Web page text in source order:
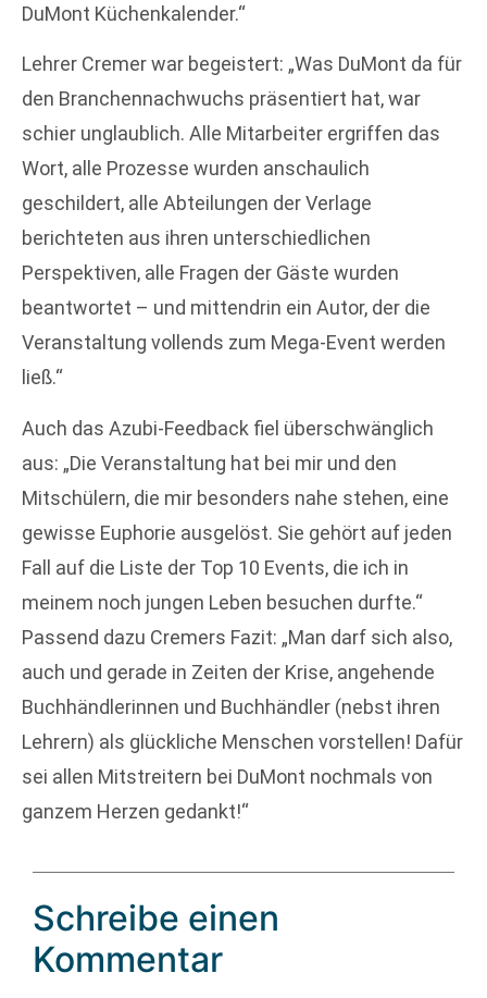
DuMont Küchenkalender.“
Lehrer Cremer war begeistert: „Was DuMont da für
den Branchennachwuchs präsentiert hat, war
schier unglaublich. Alle Mitarbeiter ergriffen das
Wort, alle Prozesse wurden anschaulich
geschildert, alle Abteilungen der Verlage
berichteten aus ihren unterschiedlichen
Perspektiven, alle Fragen der Gäste wurden
beantwortet – und mittendrin ein Autor, der die
Veranstaltung vollends zum Mega-Event werden
ließ.“
Auch das Azubi-Feedback fiel überschwänglich
aus: „Die Veranstaltung hat bei mir und den
Mitschülern, die mir besonders nahe stehen, eine
gewisse Euphorie ausgelöst. Sie gehört auf jeden
Fall auf die Liste der Top 10 Events, die ich in
meinem noch jungen Leben besuchen durfte.“
Passend dazu Cremers Fazit: „Man darf sich also,
auch und gerade in Zeiten der Krise, angehende
Buchhändlerinnen und Buchhändler (nebst ihren
Lehrern) als glückliche Menschen vorstellen! Dafür
sei allen Mitstreitern bei DuMont nochmals von
ganzem Herzen gedankt!“
Schreibe einen
Kommentar